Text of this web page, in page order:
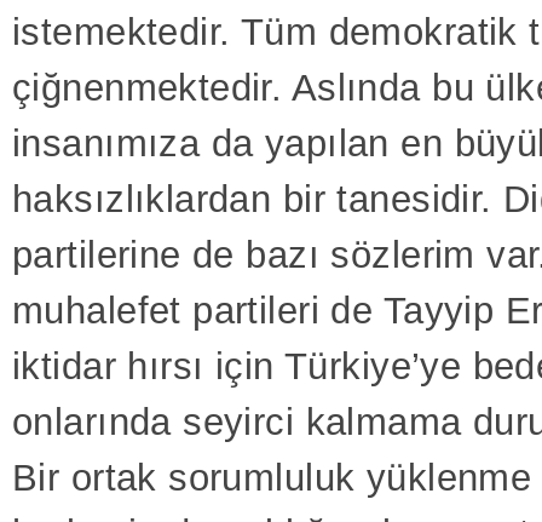
istemektedir. Tüm demokratik
çiğnenmektedir. Aslında bu
insanımıza da yapılan en
haksızlıklardan bir tanesidir.
partilerine de bazı sözlerim
muhalefet partileri de Tayyip
iktidar hırsı için Türkiye’ye
onlarında seyirci kalmama
Bir ortak sorumluluk yüklenme